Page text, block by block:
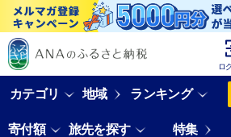
ロ
カテゴリ 地域 ランキング
寄付額 旅先を探す 特集